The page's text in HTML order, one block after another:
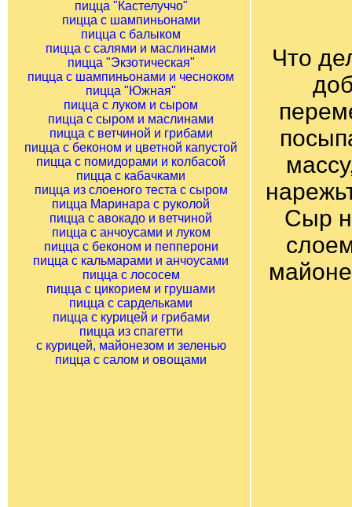
пицца "Кастелуччо"
пицца с шампиньонами
пицца с балыком
пицца с салями и маслинами
пицца "Экзотическая"
пицца с шампиньонами и чесноком
пицца "Южная"
пицца с луком и сыром
пицца с сыром и маслинами
пицца с ветчиной и грибами
пицца с беконом и цветной капустой
пицца с помидорами и колбасой
пицца с кабачками
пицца из слоеного теста с сыром
пицца Маринара с руколой
пицца с авокадо и ветчиной
пицца с анчоусами и луком
пицца с беконом и пепперони
пицца с кальмарами и анчоусами
пицца с лососем
пицца с цикорием и грушами
пицца с сардельками
пицца с курицей и грибами
пицца из спагетти
с курицей, майонезом и зеленью
пицца с салом и овощами
Что
Сыр